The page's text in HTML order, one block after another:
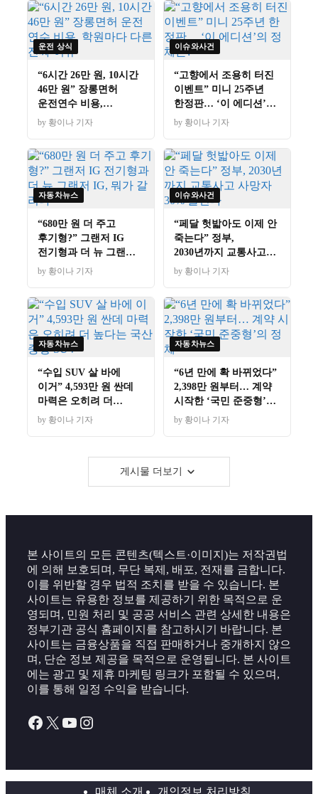
운전 상식
“6시간 26만 원, 10시간
46만 원” 장롱면허
운전연수 비용,
학원마다 다른 진짜
by 황이나 기자
이슈와사건
“고향에서 조용히 터진
이벤트” 미니 25주년
한정판… ‘이 에디션’의
정체는?
by 황이나 기자
자동차뉴스
“680만 원 더 주고
후기형?” 그랜저 IG
전기형과 더 뉴 그랜저
IG, 뭐가 갈리나
by 황이나 기자
이슈와사건
“페달 헛밟아도 이제 안
죽는다” 정부,
2030년까지 교통사고
사망자 30% 줄인다
by 황이나 기자
자동차뉴스
“수입 SUV 살 바에
이거” 4,593만 원 싼데
마력은 오히려 더
높다는 국산 중형 SUV
by 황이나 기자
자동차뉴스
“6년 만에 확 바뀌었다”
2,398만 원부터… 계약
시작한 ‘국민 준중형’의
정체
by 황이나 기자
게시물 더보기
본 사이트의 모든 콘텐츠(텍스트·이미지)는 저작권법
에 의해 보호되며, 무단 복제, 배포, 전재를 금합니다.
이를 위반할 경우 법적 조치를 받을 수 있습니다. 본
사이트는 유용한 정보를 제공하기 위한 목적으로 운
영되며, 민원 처리 및 공공 서비스 관련 상세한 내용은
정부기관 공식 홈페이지를 참고하시기 바랍니다. 본
사이트는 금융상품을 직접 판매하거나 중개하지 않으
며, 단순 정보 제공을 목적으로 운영됩니다. 본 사이트
에는 광고 및 제휴 마케팅 링크가 포함될 수 있으며,
이를 통해 일정 수익을 받습니다.
Facebook
X YouTube
Instagram